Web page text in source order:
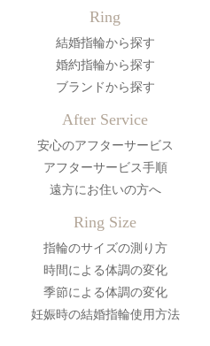
Ring
結婚指輪から探す
婚約指輪から探す
ブランドから探す
After Service
安心のアフターサービス
アフターサービス手順
遠方にお住いの方へ
Ring Size
指輪のサイズの測り方
時間による体調の変化
季節による体調の変化
妊娠時の結婚指輪使用方法